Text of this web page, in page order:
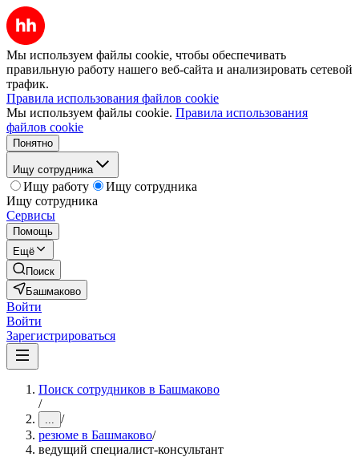
Мы используем файлы cookie, чтобы обеспечивать
правильную работу нашего веб-сайта и анализировать сетевой
трафик.
Правила использования файлов cookie
Мы используем файлы cookie. Правила использования
файлов cookie
Понятно
Ищу сотрудника
Ищу работу
Ищу сотрудника
Ищу сотрудника
Сервисы
Помощь
Ещё
Поиск
Башмаково
Войти
Войти
Зарегистрироваться
Поиск сотрудников в Башмаково
/
... /
резюме в Башмаково/
ведущий специалист-консультант